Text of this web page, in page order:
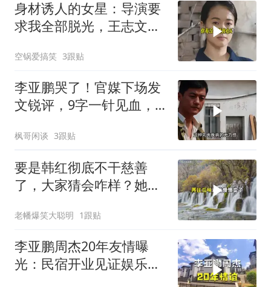
身材诱人的女星：导演要
求我全部脱光，王志文的
空锅爱搞笑 3跟贴
李亚鹏哭了！官媒下场发
文锐评，9字一针见血，
枫哥闲谈 3跟贴
要是韩红彻底不干慈善
了，大家猜会咋样？她多
老幡爆笑大聪明 1跟贴
李亚鹏周杰20年友情曝
光：民宿开业见证娱乐圈